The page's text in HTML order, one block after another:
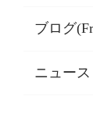
乳児
会社
ブログ
ニュース